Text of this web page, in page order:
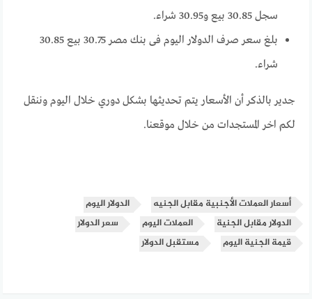
سجل 30.85 بيع و30.95 شراء.
بلغ سعر صرف الدولار اليوم فى بنك مصر 30.75 بيع 30.85
شراء.
جدير بالذكر أن الأسعار يتم تحديثها بشكل دوري خلال اليوم وننقل
لكم اخر المستجدات من خلال موقعنا.
أسعار العملات الأجنبية مقابل الجنيه
الدولار اليوم
الدولار مقابل الجنية
العملات اليوم
سعر الدولار
قيمة الجنية اليوم
مستقبل الدولار